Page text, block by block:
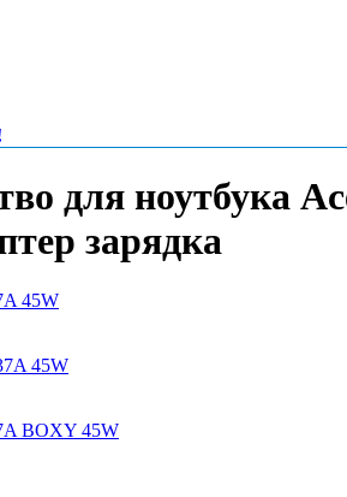
для ноутбука
зарядка
45W
45W
BOXY 45W